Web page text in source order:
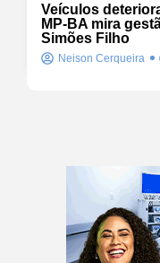
Veículos
MP-BA mira
Simões Filho
Neison Cerqueira